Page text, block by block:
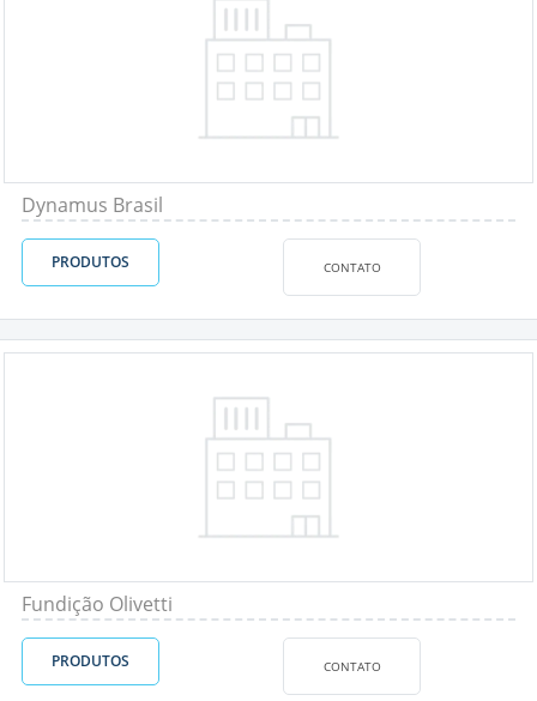
Dynamus Brasil
PRODUTOS CONTATO
Fundição Olivetti
PRODUTOS CONTATO